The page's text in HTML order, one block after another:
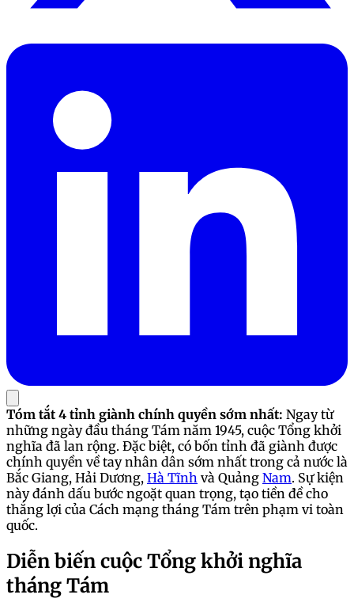
Tóm tắt 4 tỉnh giành chính quyền sớm nhất: Ngay từ
những ngày đầu tháng Tám năm 1945, cuộc Tổng khởi
nghĩa đã lan rộng. Đặc biệt, có bốn tỉnh đã giành được
chính quyền về tay nhân dân sớm nhất trong cả nước là
Bắc Giang, Hải Dương, Hà Tĩnh và Quảng Nam. Sự kiện
này đánh dấu bước ngoặt quan trọng, tạo tiền đề cho
thắng lợi của Cách mạng tháng Tám trên phạm vi toàn
quốc.
Diễn biến cuộc Tổng khởi nghĩa
tháng Tám